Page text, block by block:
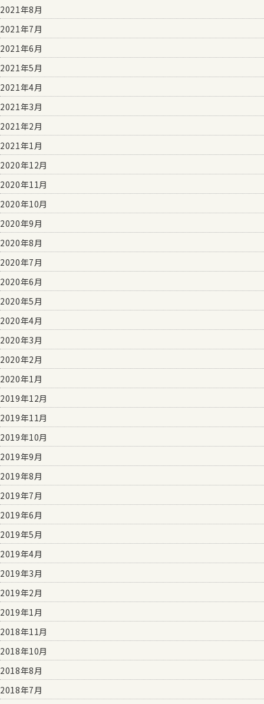
2021年8月
2021年7月
2021年6月
2021年5月
2021年4月
2021年3月
2021年2月
2021年1月
2020年12月
2020年11月
2020年10月
2020年9月
2020年8月
2020年7月
2020年6月
2020年5月
2020年4月
2020年3月
2020年2月
2020年1月
2019年12月
2019年11月
2019年10月
2019年9月
2019年8月
2019年7月
2019年6月
2019年5月
2019年4月
2019年3月
2019年2月
2019年1月
2018年11月
2018年10月
2018年8月
2018年7月